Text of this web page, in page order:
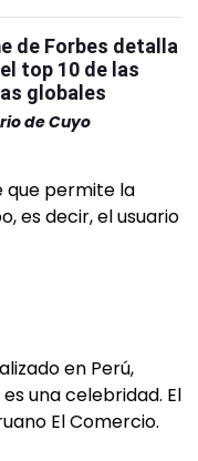
de Forbes detalla
top 10 de las
globales
de Cuyo
que permite la
es decir, el usuario
en Perú,
una celebridad. El
El Comercio.